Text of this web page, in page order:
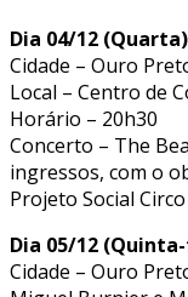
Dia 04/12 (Quarta)
Cidade – Ouro
Local – Centro de
Horário – 20h30
Concerto – The
ingressos, com o
Projeto Social
Dia 05/12
Cidade – Ouro